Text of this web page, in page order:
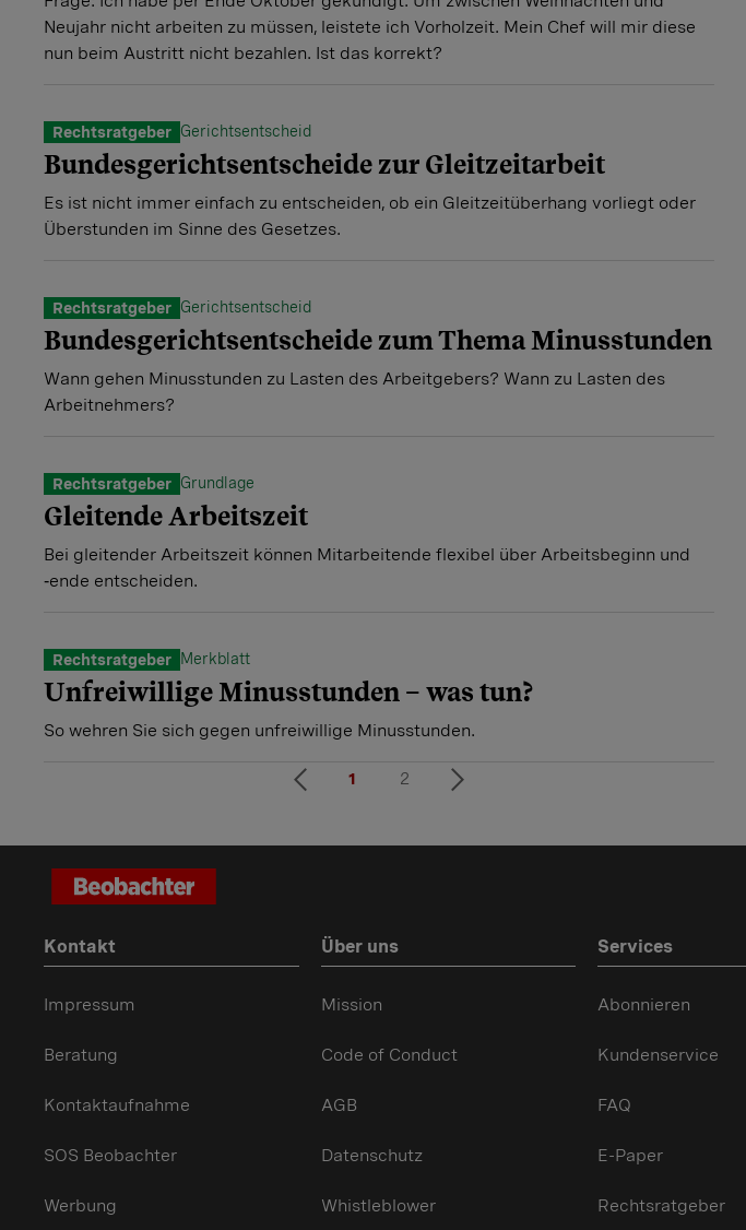
Neujahr nicht arbeiten zu müssen, leistete ich Vorholzeit. Mein Chef will mir diese
nun beim Austritt nicht bezahlen. Ist das korrekt?
Rechtsratgeber Gerichtsentscheid
Bundesgerichtsentscheide zur Gleitzeitarbeit
Es ist nicht immer einfach zu entscheiden, ob ein Gleitzeitüberhang vorliegt oder
Überstunden im Sinne des Gesetzes.
Rechtsratgeber Gerichtsentscheid
Bundesgerichtsentscheide zum Thema Minusstunden
Wann gehen Minusstunden zu Lasten des Arbeitgebers? Wann zu Lasten des
Arbeitnehmers?
Rechtsratgeber Grundlage
Gleitende Arbeitszeit
Bei gleitender Arbeitszeit können Mitarbeitende flexibel über Arbeitsbeginn und
‑ende entscheiden.
Rechtsratgeber Merkblatt
Unfreiwillige Minusstunden – was tun?
So wehren Sie sich gegen unfreiwillige Minusstunden.
1 2
Kontakt
Impressum
Beratung
Kontaktaufnahme
SOS Beobachter
Werbung
Über uns
Mission
Code of Conduct
AGB
Datenschutz
Whistleblower
Services
Abonnieren
Kundenservice
FAQ
E-Paper
Rechtsratgeber